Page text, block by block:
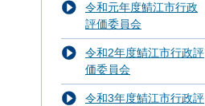
令和元年度鯖江市行政
評価委員会
令和2年度鯖江市行政評
価委員会
令和3年度鯖江市行政評